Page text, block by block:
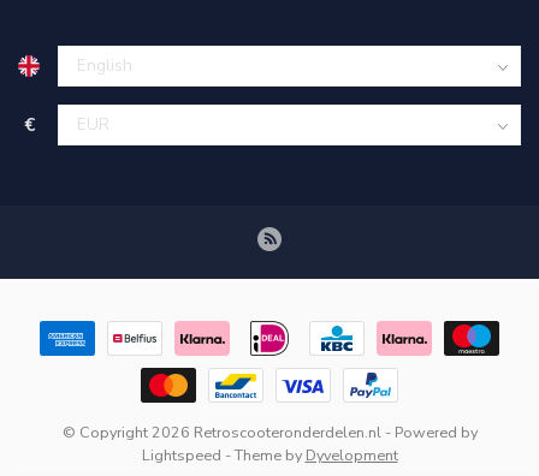
€
© Copyright 2026 Retroscooteronderdelen.nl- Powered by
Lightspeed - Theme by Dyvelopment